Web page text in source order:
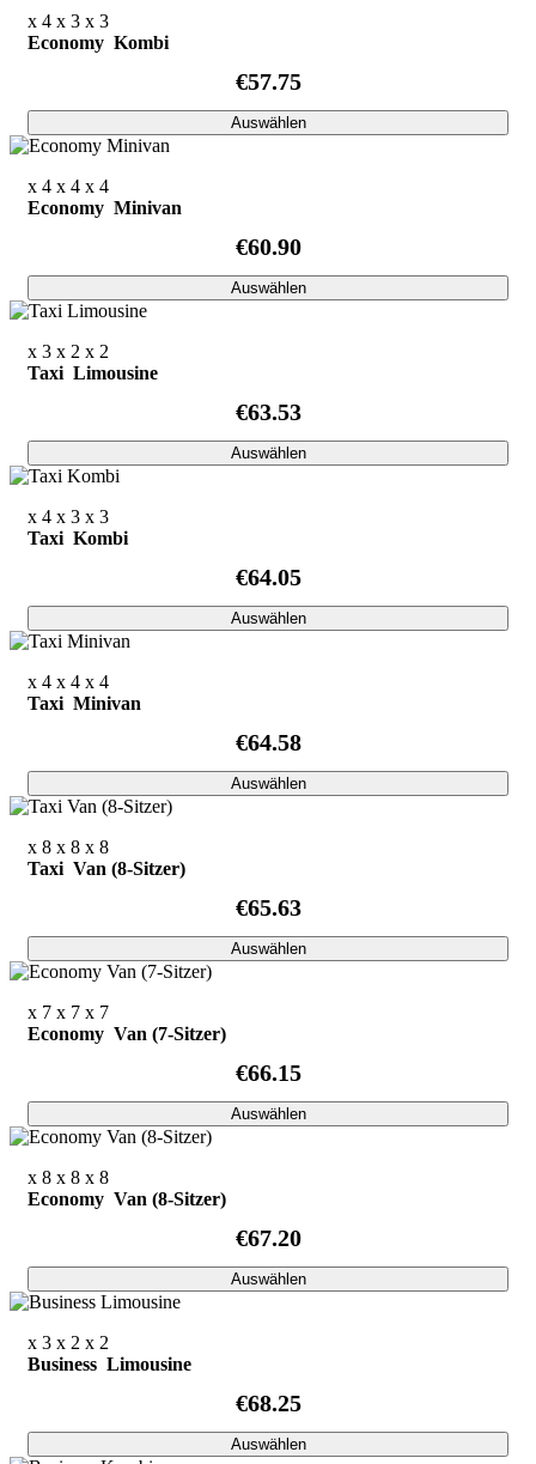
x 4 x 3 x 3
Economy Kombi
€57.75
Auswählen
x 4 x 4 x 4
Economy Minivan
€60.90
Auswählen
x 3 x 2 x 2
Taxi Limousine
€63.53
Auswählen
x 4 x 3 x 3
Taxi Kombi
€64.05
Auswählen
x 4 x 4 x 4
Taxi Minivan
€64.58
Auswählen
x 8 x 8 x 8
Taxi Van (8-Sitzer)
€65.63
Auswählen
x 7 x 7 x 7
Economy Van (7-Sitzer)
€66.15
Auswählen
x 8 x 8 x 8
Economy Van (8-Sitzer)
€67.20
Auswählen
x 3 x 2 x 2
Business Limousine
€68.25
Auswählen